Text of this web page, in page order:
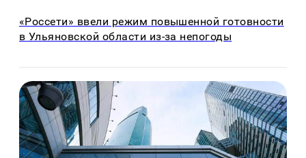
«Россети» ввели режим повышенной готовности
в Ульяновской области из-за непогоды